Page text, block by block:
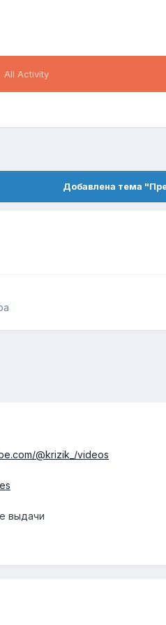
All Activity
Добавлена тема
@krizik_/videos
выдачи